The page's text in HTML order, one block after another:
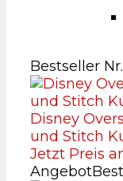
Bestseller Nr.
Disney
und Stitch
Jetzt Preis
Angebot